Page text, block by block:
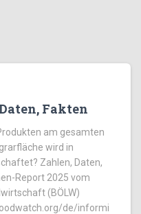
Fakten
am gesamten
wird in
Zahlen, Daten,
Report 2025 vom
(BÖLW)
de/informi